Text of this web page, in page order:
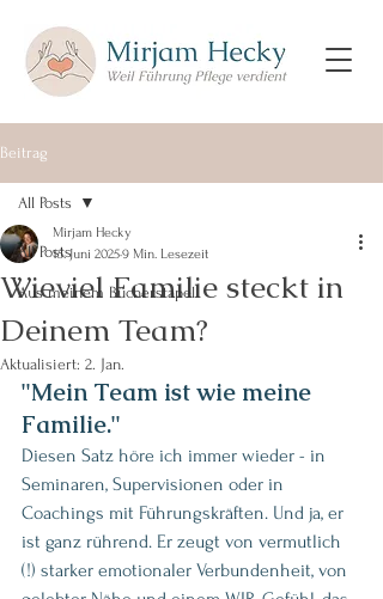
Beitrag
All Posts
Aus meinem Bücherstapel
All Posts
Wieviel Familie steckt in
Deinem Team?
Mirjam Hecky
15. Juni 20259 Min. Lesezeit
Aktualisiert: 2. Jan.
"Mein Team ist wie meine
Familie."
Diesen Satz höre ich immer wieder - in
Seminaren, Supervisionen oder in
Coachings mit Führungskräften. Und ja, er
ist ganz rührend. Er zeugt von vermutlich
(!) starker emotionaler Verbundenheit, von